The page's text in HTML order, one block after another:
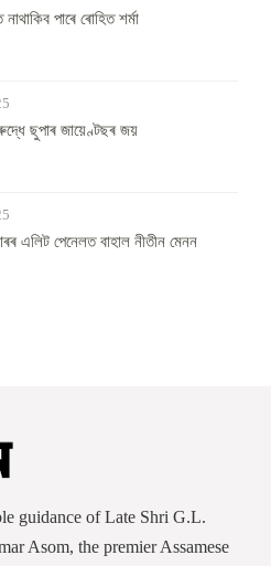
পাৰে ৰোহিত শৰ্মা
ছুপাৰ জায়েণ্টছৰ জয়
এলিট পেনেলত বাহাল নীতীন মেনন
guidance of Late Shri G.L.
Asom, the premier Assamese